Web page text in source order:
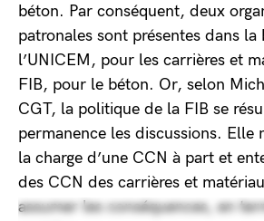
béton. Par conséquent, deux
patronales sont présentes dans la
l’UNICEM, pour les carrières et
FIB, pour le béton. Or, selon
CGT, la politique de la FIB se
permanence les discussions. Elle
la charge d’une CCN à part et
des CCN des carrières et
assumer les conséquences, en